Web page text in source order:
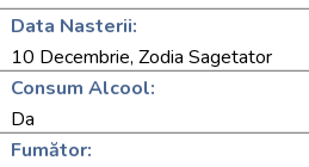
Data Nasterii:
10 Decembrie, Zodia Sagetator
Consum Alcool:
Da
Fumător: